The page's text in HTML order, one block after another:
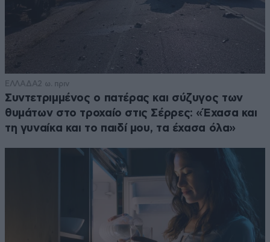
ΕΛΛΑΔΑ2 ω. πριν
Συντετριμμένος ο πατέρας και σύζυγος των
θυμάτων στο τροχαίο στις Σέρρες: «Έχασα και
τη γυναίκα και το παιδί μου, τα έχασα όλα»